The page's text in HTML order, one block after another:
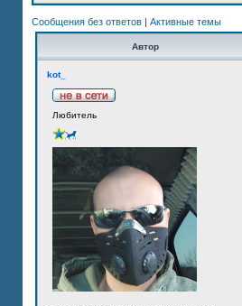
Сообщения без ответов | Активные темы
Автор
kot_
Любитель